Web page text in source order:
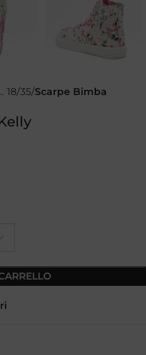
18/35 Scarpe Bimba